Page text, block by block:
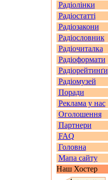
Радіолінки
Радіостатті
Радіозакони
Радіословник
Радіочиталка
Радіоформати
Радіорейтинґи
Радіомузей
Поради
Реклама у нас
Оголошення
Партнери
FAQ
Головна
Мапа сайту
Наш Хостер